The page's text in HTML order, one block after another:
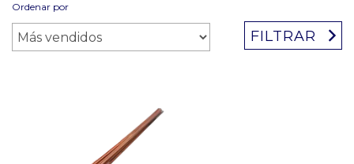
Ordenar por
FILTRAR